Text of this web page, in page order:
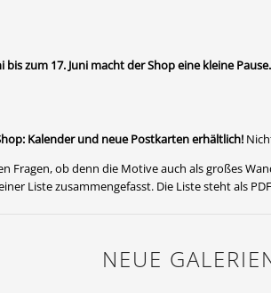
bis zum 17. Juni macht der Shop eine kleine
Kalender und neue Postkarten erhältlich!
Fragen, ob denn die Motive auch als großes
Liste zusammengefasst. Die Liste steht als
NEUE